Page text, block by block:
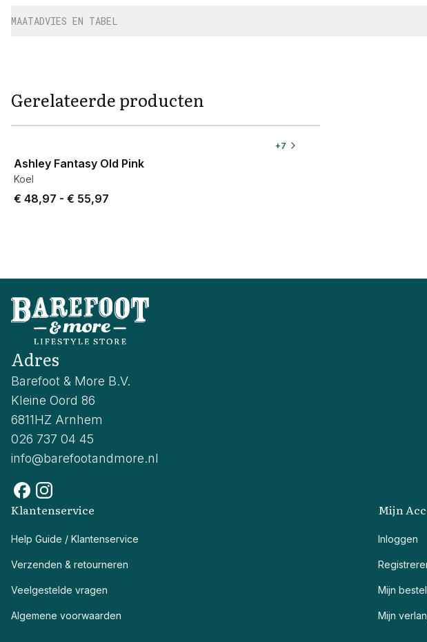
MAATADVIES EN TABEL
Gerelateerde producten
+7
Ashley Fantasy Old Pink
Koel
Price from € 48,97 to € 55,97.
€ 48,97 - € 55,97
Adres
Barefoot & More B.V.
Kleine Oord 86
6811HZ Arnhem
026 737 04 45
info@barefootandmore.nl
Klantenservice
Help Guide / Klantenservice
Verzenden & retourneren
Veelgestelde vragen
Algemene voorwaarden
Mijn
Inloggen
Mijn
Mijn